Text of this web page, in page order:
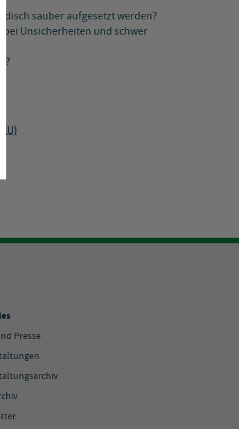
sauber aufgesetzt werden?
bei Unsicherheiten und schwer
Presse